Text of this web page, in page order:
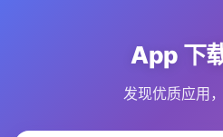
App 下
发现优质应用